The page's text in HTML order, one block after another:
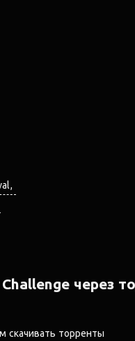
через
скачивать торренты